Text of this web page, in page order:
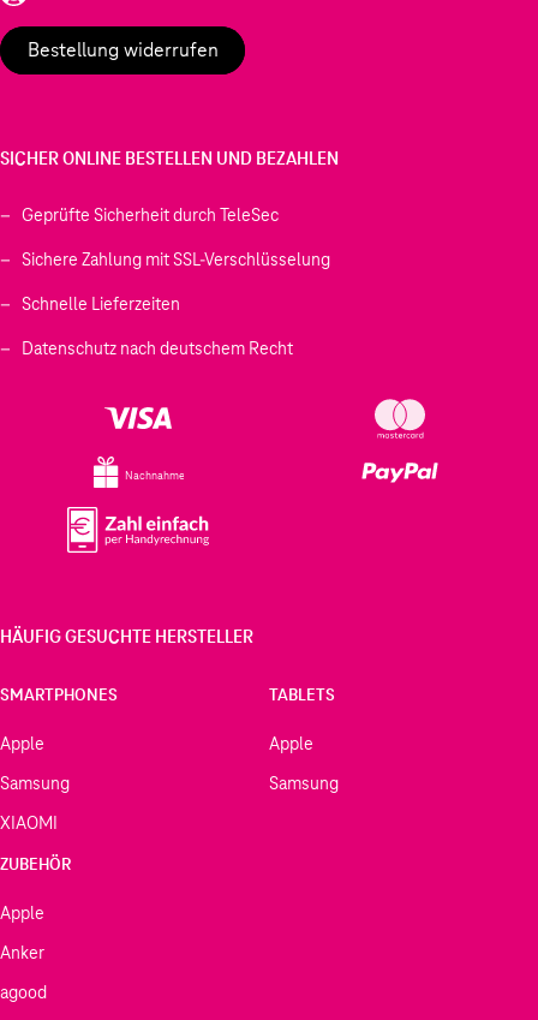
Bestellung widerrufen
SICHER ONLINE BESTELLEN UND BEZAHLEN
Geprüfte Sicherheit durch TeleSec
Sichere Zahlung mit SSL-Verschlüsselung
Schnelle Lieferzeiten
Datenschutz nach deutschem Recht
Nachnahme
HÄUFIG GESUCHTE HERSTELLER
SMARTPHONES
Apple
Samsung
XIAOMI
TABLETS
Apple
Samsung
ZUBEHÖR
Apple
Anker
agood